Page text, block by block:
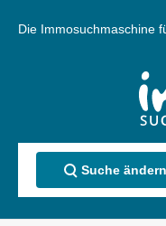
Die Immosuchmaschine
Suche ändern